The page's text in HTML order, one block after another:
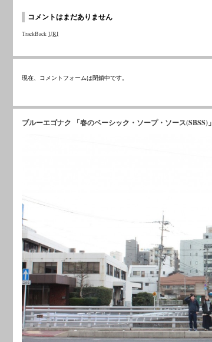
コメントはまだありません
TrackBack URI
現在、コメントフォームは閉鎖中です。
ブルーエゴナク 「春のベーシック・ソープ・ソース(SBSS)」